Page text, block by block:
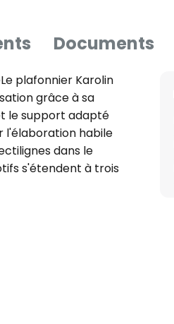
Documents
plafonnier Karolin
grâce à sa
le support adapté
l'élaboration habile
dans le
s'étendent à trois
soufflé à la
du laiton